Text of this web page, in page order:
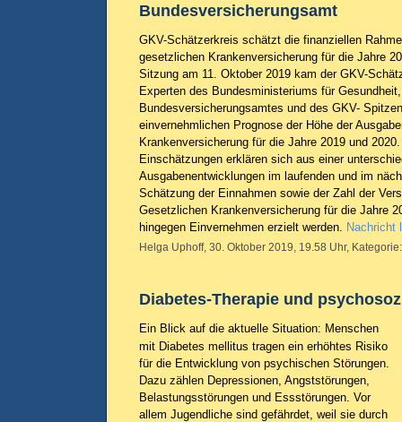
Bundesversicherungsamt
GKV-Schätzerkreis schätzt die finanziellen
gesetzlichen Krankenversicherung für die Jahre
Sitzung am 11. Oktober 2019 kam der GKV-
Experten des Bundesministeriums für
Bundesversicherungsamtes und des GKV-
einvernehmlichen Prognose der Höhe der
Krankenversicherung für die Jahre 2019 und
Einschätzungen erklären sich aus einer
Ausgabenentwicklungen im laufenden und im
Schätzung der Einnahmen sowie der Zahl der
Gesetzlichen Krankenversicherung für die Jahre
hingegen Einvernehmen erzielt werden. Nachricht
Helga Uphoff, 30. Oktober 2019, 19.58 Uhr,
Diabetes-Therapie und
Ein Blick auf die aktuelle Situation: Menschen
mit Diabetes mellitus tragen ein erhöhtes Risiko
für die Entwicklung von psychischen Störungen.
Dazu zählen Depressionen, Angststörungen,
Belastungsstörungen und Essstörungen. Vor
allem Jugendliche sind gefährdet, weil sie durch